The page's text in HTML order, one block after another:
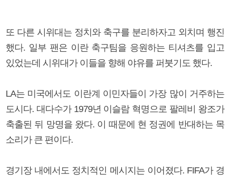
또 다른 시위대는 정치와 축구를 분리하자고 외치며 행진
했다. 일부 팬은 이란 축구팀을 응원하는 티셔츠를 입고
있었는데 시위대가 이들을 향해 야유를 퍼붓기도 했다.
LA는 미국에서도 이란계 이민자들이 가장 많이 거주하는
도시다. 대다수가 1979년 이슬람 혁명으로 팔레비 왕조가
축출된 뒤 망명을 왔다. 이 때문에 현 정권에 반대하는 목
소리가 큰 편이다.
경기장 내에서도 정치적인 메시지는 이어졌다. FIFA가 경